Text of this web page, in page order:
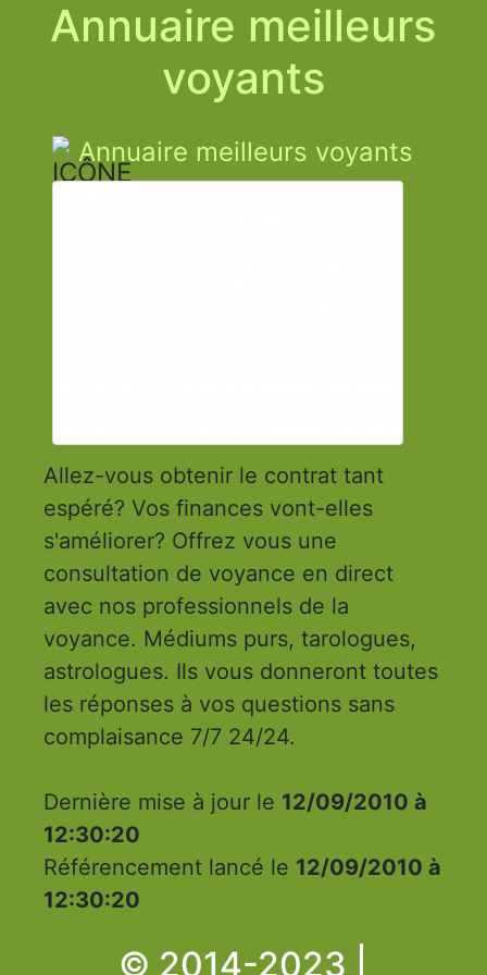
Annuaire meilleurs
voyants
Annuaire meilleurs voyants
Allez-vous obtenir le contrat tant
espéré? Vos finances vont-elles
s'améliorer? Offrez vous une
consultation de voyance en direct
avec nos professionnels de la
voyance. Médiums purs, tarologues,
astrologues. Ils vous donneront toutes
les réponses à vos questions sans
complaisance 7/7 24/24.
Dernière mise à jour le 12/09/2010 à
12:30:20
Référencement lancé le 12/09/2010 à
12:30:20
© 2014-2023 |